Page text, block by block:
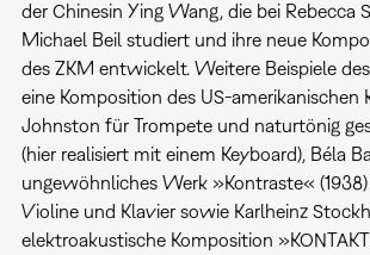
der Chinesin Ying Wang, die bei Rebecca
Michael Beil studiert und ihre neue
des ZKM entwickelt. Weitere Beispiele
eine Komposition des US-amerikanischen
Johnston für Trompete und naturtönig
(hier realisiert mit einem Keyboard), Béla
ungewöhnliches Werk »Kontraste«
Violine und Klavier sowie Karlheinz
elektroakustische Komposition